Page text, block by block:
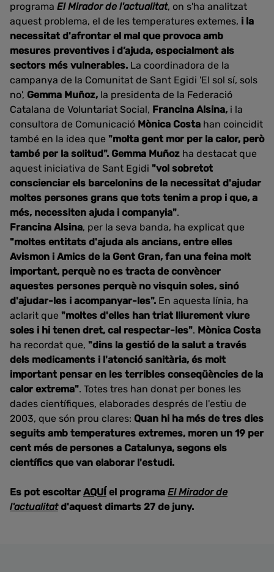
programa El Mirador de l'actualitat, on s'ha analitzat
aquest problema, el de les temperatures extemes, i la
necessitat d'afrontar el mal que provoca amb
mesures preventives i d’ajuda, especialment als
sectors més vulnerables. La coordinadora de la
campanya de la Comunitat de Sant Egidi 'El sol sí, sols
no', Gemma Muñoz, la presidenta de la Federació
Catalana de Voluntariat Social, Francina Alsina, i la
consultora de Comunicació Mònica Costa han coincidit
també en la idea que "molta gent mor per la calor, però
també per la solitud". Gemma Muñoz ha destacat que
aquest iniciativa de Sant Egidi "vol sobretot
conscienciar els barcelonins de la necessitat d'ajudar
moltes persones grans que tots tenim a prop i que, a
més, necessiten ajuda i companyia".
Francina Alsina, per la seva banda, ha explicat que
"moltes entitats d'ajuda als ancians, entre elles
Avismon i Amics de la Gent Gran, fan una feina molt
important, perquè no es tracta de convèncer
aquestes persones perquè no visquin soles, sinó
d'ajudar-les i acompanyar-les". En aquesta línia, ha
aclarit que "moltes d'elles han triat lliurement viure
soles i hi tenen dret, cal respectar-les". Mònica Costa
ha recordat que, "dins la gestió de la salut a través
dels medicaments i l'atenció sanitària, és molt
important pensar en les terribles conseqüències de la
calor extrema". Totes tres han donat per bones les
dades científiques, elaborades després de l'estiu de
2003, que són prou clares: Quan hi ha més de tres dies
seguits amb temperatures extremes, moren un 19 per
cent més de persones a Catalunya, segons els
científics que van elaborar l'estudi.
Es pot escoltar AQUÍ el programa El Mirador de
l'actualitatd'aquest dimarts 27 de juny.